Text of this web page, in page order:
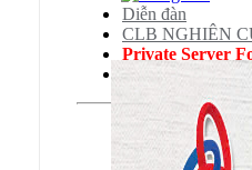
Diễn đàn
CLB NGHIÊN
Private Server
Thế Giới Hoàn Mỹ